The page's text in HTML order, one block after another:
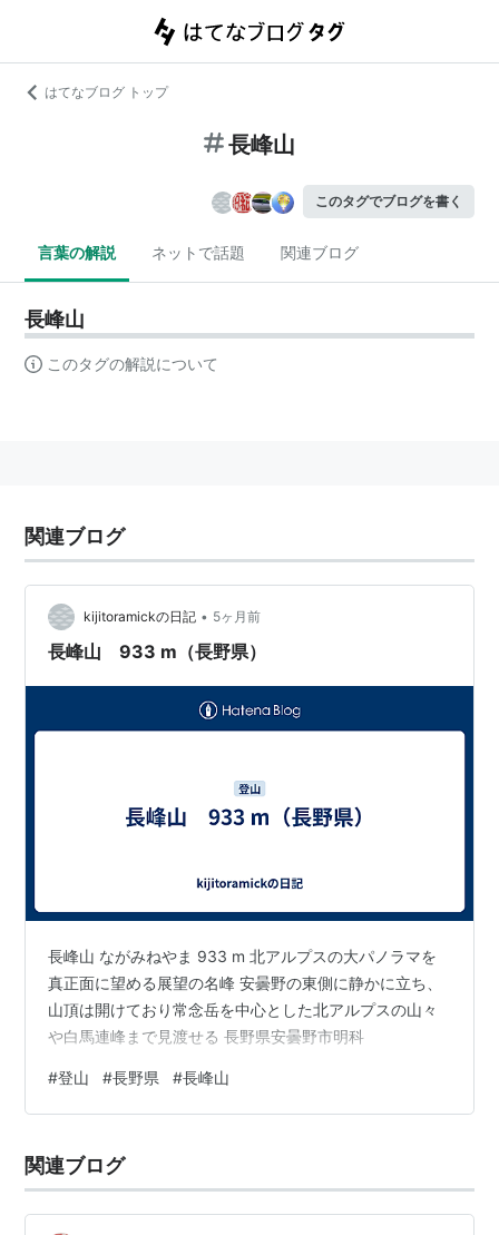
はてなブログ トップ
長峰山
このタグでブログを書く
言葉の解説 ネットで話題 関連ブログ
長峰山
このタグの解説について
関連ブログ
kijitoramickの日記 • 5ヶ月前
長峰山 933 m（長野県）
長峰山 ながみねやま 933 m 北アルプスの大パノラマを
真正面に望める展望の名峰 安曇野の東側に静かに立ち、
山頂は開けており常念岳を中心とした北アルプスの山々
や白馬連峰まで見渡せる 長野県安曇野市明科
#登山 #長野県 #長峰山
関連ブログ